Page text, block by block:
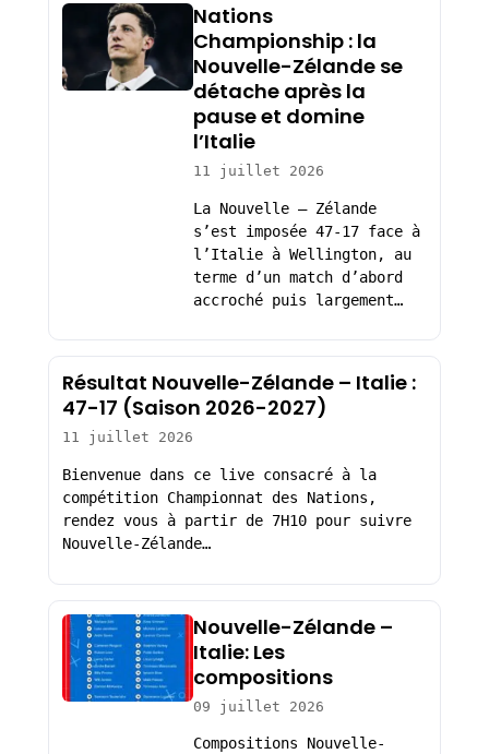
Nations
Championship : la
Nouvelle-Zélande se
détache après la
pause et domine
l’Italie
11 juillet 2026
La Nouvelle – Zélande
s’est imposée 47-17 face à
l’Italie à Wellington, au
terme d’un match d’abord
accroché puis largement…
Résultat Nouvelle-Zélande – Italie :
47-17 (Saison 2026-2027)
11 juillet 2026
Bienvenue dans ce live consacré à la
compétition Championnat des Nations,
rendez vous à partir de 7H10 pour suivre
Nouvelle-Zélande…
Nouvelle-Zélande –
Italie: Les
compositions
09 juillet 2026
Compositions Nouvelle-